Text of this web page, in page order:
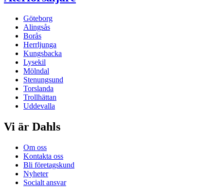
Göteborg
Alingsås
Borås
Herrljunga
Kungsbacka
Lysekil
Mölndal
Stenungsund
Torslanda
Trollhättan
Uddevalla
Vi är Dahls
Om oss
Kontakta oss
Bli företagskund
Nyheter
Socialt ansvar